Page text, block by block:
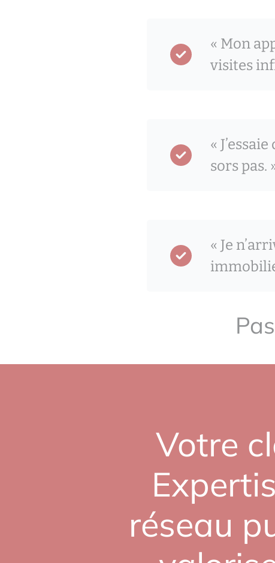
« Mon
visites
«
sors pas.
« Je
Votre
réseau